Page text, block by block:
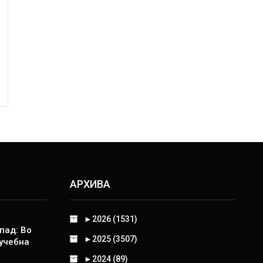
Во
АРХИВА
► 2026 (1531)
► 2025 (3507)
► 2024 (89)